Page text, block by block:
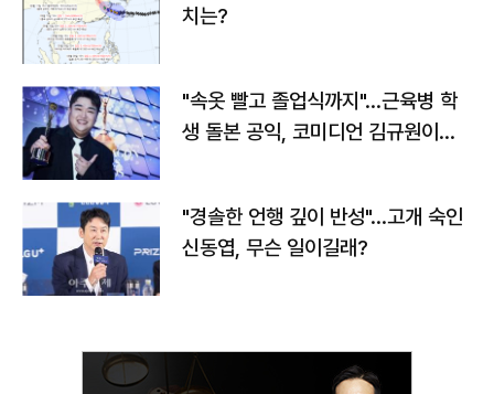
치는?
"속옷 빨고 졸업식까지"…근육병 학
생 돌본 공익, 코미디언 김규원이었
"경솔한 언행 깊이 반성"…고개 숙인
신동엽, 무슨 일이길래?